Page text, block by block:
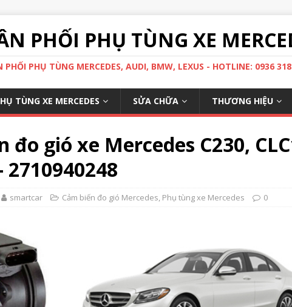
PHỐI PHỤ TÙNG XE
PHỐI PHỤ TÙNG MERCEDES, AUDI, BMW, LEXUS - HOTLINE: 0936
TÙNG XE MERCEDES SỬA CHỮA THƯƠNG HIỆU
đo gió xe Mercedes C230,
2710940248
smartcar Cảm biến đo gió Mercedes, Phụ tùng xe Mercedes 0